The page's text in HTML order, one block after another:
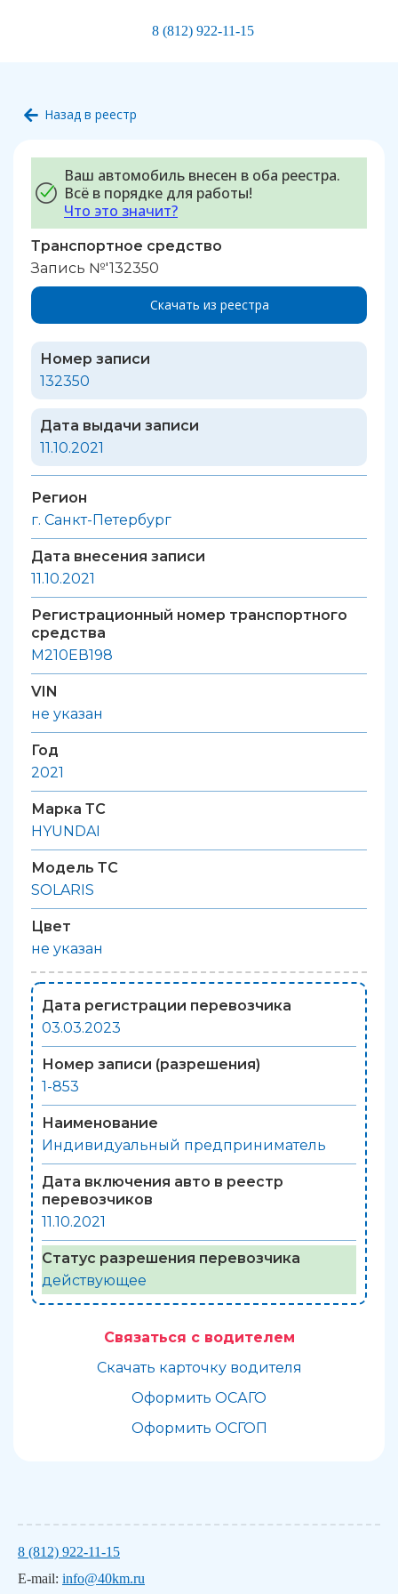
8 (812) 922-11-15
Назад в реестр
Ваш автомобиль внесен в оба реестра.
Всё в порядке для работы!
Что это значит?
Транспортное средство
Запись №'132350
Скачать из реестра
Номер записи
132350
Дата выдачи записи
11.10.2021
Регион
г. Санкт-Петербург
Дата внесения записи
11.10.2021
Регистрационный номер транспортного
средства
М210ЕВ198
VIN
не указан
Год
2021
Марка ТС
HYUNDAI
Модель ТС
SOLARIS
Цвет
не указан
Дата регистрации перевозчика
03.03.2023
Номер записи (разрешения)
1-853
Наименование
Индивидуальный предприниматель
Дата включения авто в реестр
перевозчиков
11.10.2021
Статус разрешения перевозчика
действующее
Связаться с водителем
Скачать карточку водителя
Оформить ОСАГО
Оформить ОСГОП
8 (812) 922-11-15
E-mail: info@40km.ru